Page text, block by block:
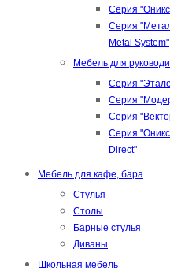
Серия
Серия
Metal System"
Мебель для
Серия
Серия
Серия
Серия
Direct"
Мебель для кафе, бара
Стулья
Столы
Барные стулья
Диваны
Школьная мебель